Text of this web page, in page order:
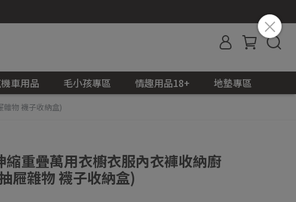
車用品 毛小孩專區 情趣用品18+ 地墊專區
物 襪子收納盒)
縮重疊萬用衣櫥衣服內衣褲收納廚
屜雜物 襪子收納盒)